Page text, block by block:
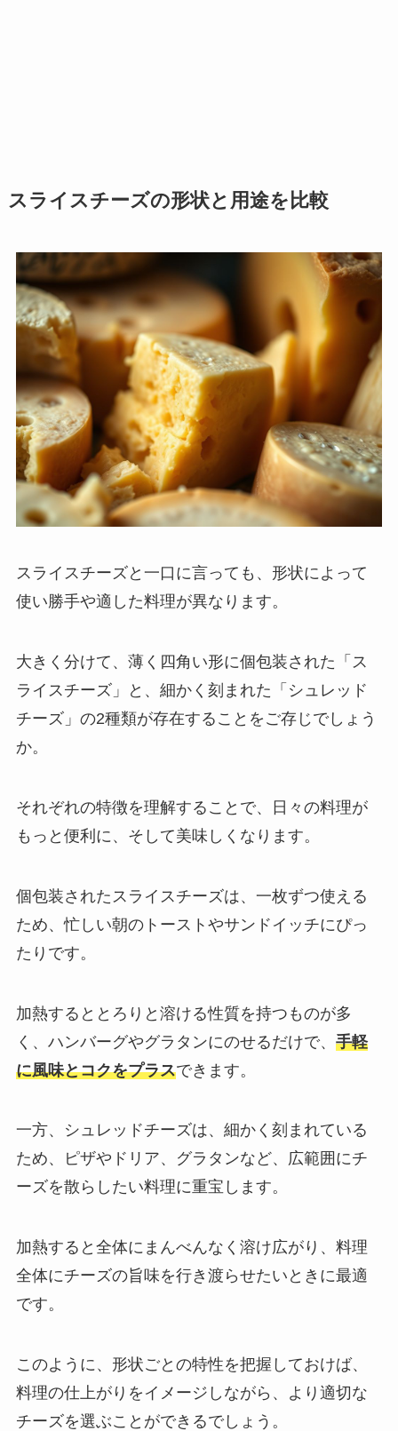
スライスチーズの形状と用途を比較
スライスチーズと一口に言っても、形状によって
使い勝手や適した料理が異なります。
大きく分けて、薄く四角い形に個包装された「ス
ライスチーズ」と、細かく刻まれた「シュレッド
チーズ」の2種類が存在することをご存じでしょう
か。
それぞれの特徴を理解することで、日々の料理が
もっと便利に、そして美味しくなります。
個包装されたスライスチーズは、一枚ずつ使える
ため、忙しい朝のトーストやサンドイッチにぴっ
たりです。
加熱するととろりと溶ける性質を持つものが多
く、ハンバーグやグラタンにのせるだけで、 手軽
に風味とコクをプラスできます。
一方、シュレッドチーズは、細かく刻まれている
ため、ピザやドリア、グラタンなど、広範囲にチ
ーズを散らしたい料理に重宝します。
加熱すると全体にまんべんなく溶け広がり、料理
全体にチーズの旨味を行き渡らせたいときに最適
です。
このように、形状ごとの特性を把握しておけば、
料理の仕上がりをイメージしながら、より適切な
チーズを選ぶことができるでしょう。